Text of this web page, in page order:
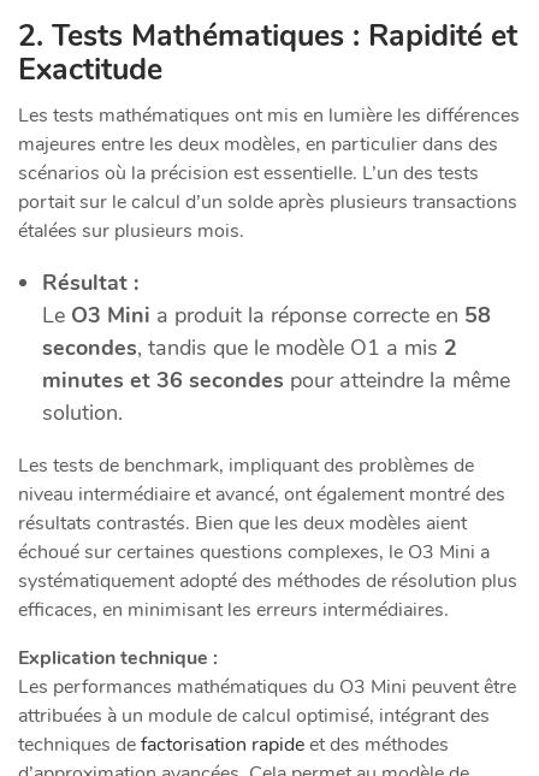
2. Tests Mathématiques : Rapidité et
Exactitude
Les tests mathématiques ont mis en lumière les différences
majeures entre les deux modèles, en particulier dans des
scénarios où la précision est essentielle. L’un des tests
portait sur le calcul d’un solde après plusieurs transactions
étalées sur plusieurs mois.
Résultat :
Le O3 Mini a produit la réponse correcte en 58
secondes, tandis que le modèle O1 a mis 2
minutes et 36 secondes pour atteindre la même
solution.
Les tests de benchmark, impliquant des problèmes de
niveau intermédiaire et avancé, ont également montré des
résultats contrastés. Bien que les deux modèles aient
échoué sur certaines questions complexes, le O3 Mini a
systématiquement adopté des méthodes de résolution plus
efficaces, en minimisant les erreurs intermédiaires.
Explication technique :
Les performances mathématiques du O3 Mini peuvent être
attribuées à un module de calcul optimisé, intégrant des
techniques defactorisation rapideet des méthodes